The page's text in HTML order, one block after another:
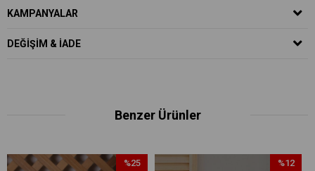
KAMPANYALAR
DEĞIŞIM & İADE
Benzer Ürünler
%25